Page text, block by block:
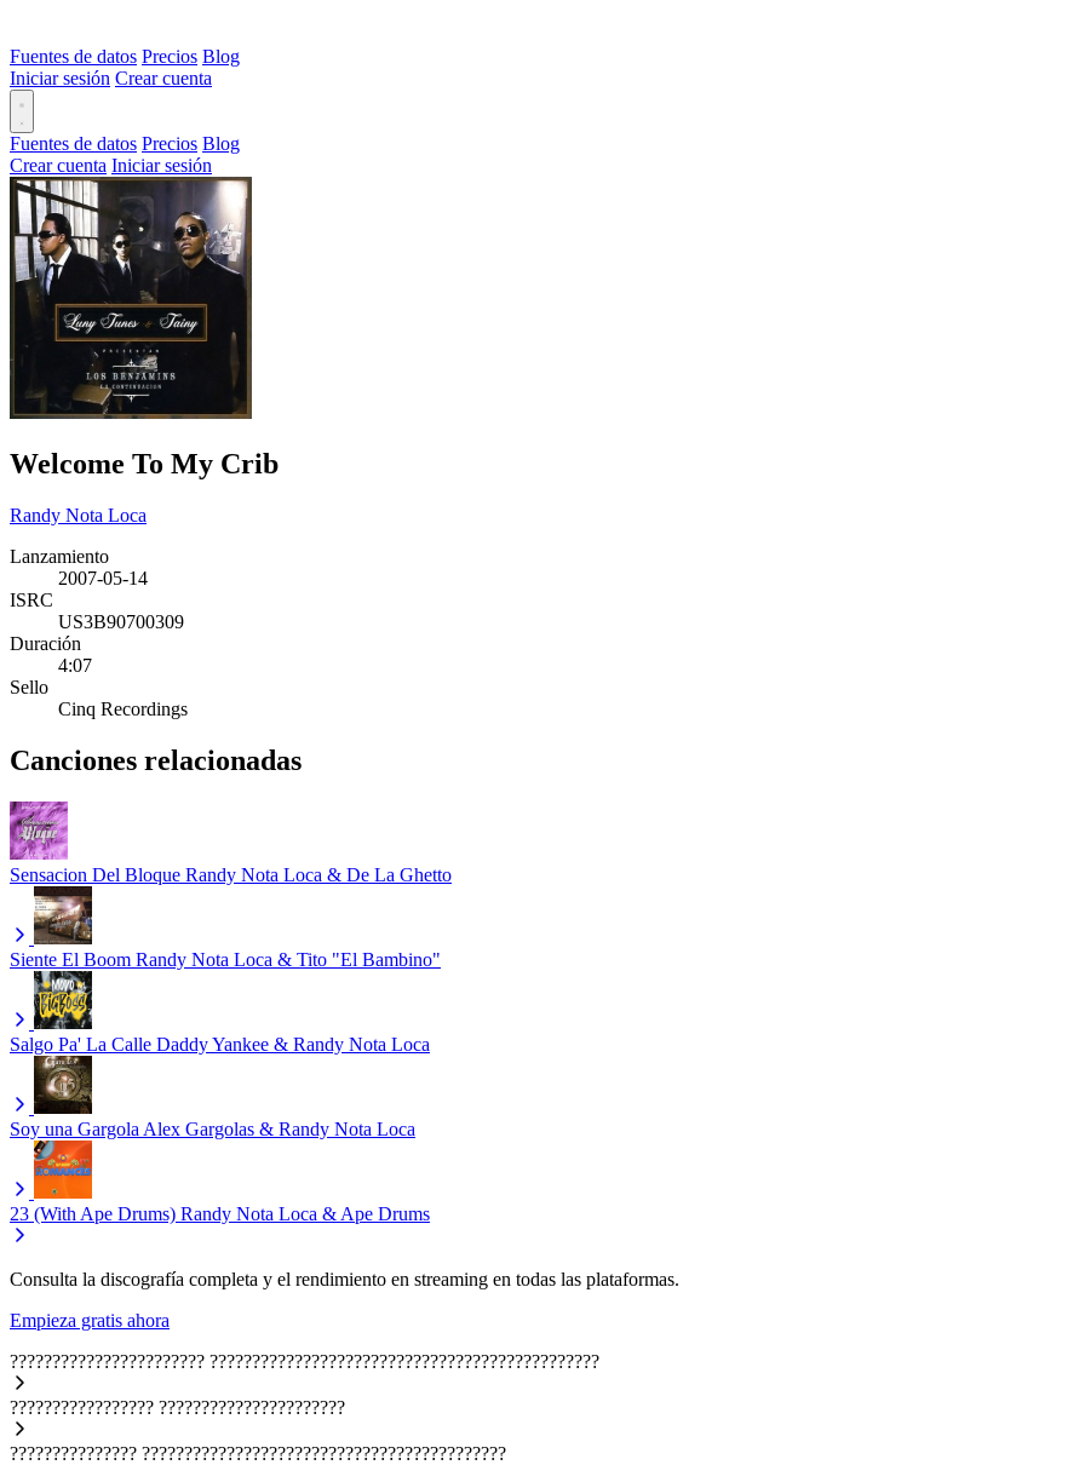
Fuentes de datos Precios Blog
Iniciar sesión Crear cuenta
Fuentes de datos Precios Blog
Crear cuenta Iniciar sesión
Welcome To My Crib
Randy Nota Loca
Lanzamiento
2007-05-14
ISRC
US3B90700309
Duración
4:07
Sello
Cinq Recordings
Canciones relacionadas
Sensacion Del Bloque Randy Nota Loca & De La Ghetto
Siente El Boom Randy Nota Loca & Tito "El Bambino"
Salgo Pa' La Calle Daddy Yankee & Randy Nota Loca
Soy una Gargola Alex Gargolas & Randy Nota Loca
23 (With Ape Drums) Randy Nota Loca & Ape Drums
Consulta la discografía completa y el rendimiento en streaming en todas las plataformas.
Empieza gratis ahora
??????????????????????? ??????????????????????????????????????????????
????????????????? ??????????????????????
??????????????? ???????????????????????????????????????????